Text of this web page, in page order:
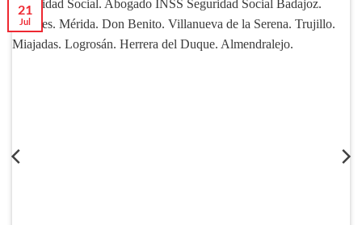
21
Jul